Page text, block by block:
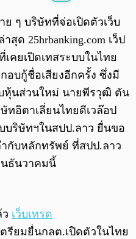
0:00 /0:00
ๆ บริษัทที่จ่อเปิดตัวเว็บ
ด 25hrbanking.com เว็ป
คยเปิดเทสระบบในไทย
อบกู้ชื่อเสียงอีกครั้ง ซึ่งมี
หุ้นส่วนใหม่ นายพีรวุฒิ ตัน
ทอิตาเลี่ยนไทยดีเวล๊อป
ริษัทฯในสปป.ลาว ยื่นขอ
กับหลักทรัพย์ ที่สปป.ลาว
นธันวาคมนี้
เว็บเทรด
ตรียมยื่นกลต.เปิดตัวในไทย